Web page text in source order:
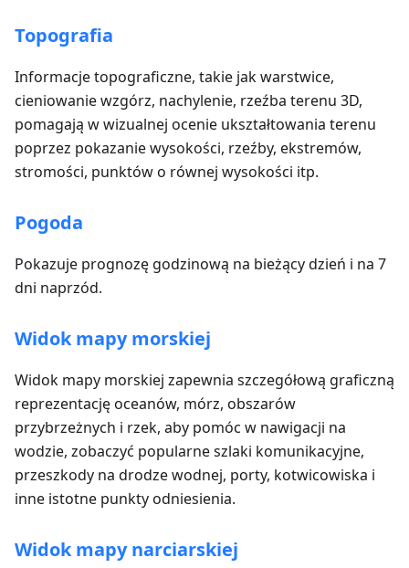
Topografia
Informacje topograficzne, takie jak warstwice,
cieniowanie wzgórz, nachylenie, rzeźba terenu 3D,
pomagają w wizualnej ocenie ukształtowania terenu
poprzez pokazanie wysokości, rzeźby, ekstremów,
stromości, punktów o równej wysokości itp.
Pogoda
Pokazuje prognozę godzinową na bieżący dzień i na 7
dni naprzód.
Widok mapy morskiej
Widok mapy morskiej zapewnia szczegółową graficzną
reprezentację oceanów, mórz, obszarów
przybrzeżnych i rzek, aby pomóc w nawigacji na
wodzie, zobaczyć popularne szlaki komunikacyjne,
przeszkody na drodze wodnej, porty, kotwicowiska i
inne istotne punkty odniesienia.
Widok mapy narciarskiej